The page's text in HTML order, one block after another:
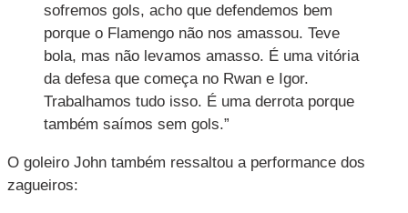
sofremos gols, acho que defendemos bem
porque o Flamengo não nos amassou. Teve
bola, mas não levamos amasso. É uma vitória
da defesa que começa no Rwan e Igor.
Trabalhamos tudo isso. É uma derrota porque
também saímos sem gols.”
O goleiro John também ressaltou a performance dos
zagueiros: